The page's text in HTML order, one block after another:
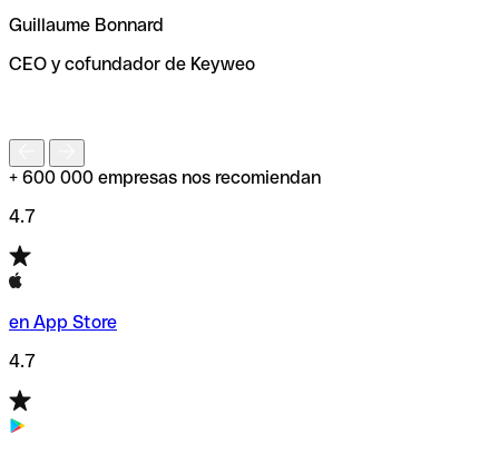
de enviar tu transferencia.
Guillaume Bonnard
CEO y cofundador de Keyweo
+ 600 000 empresas nos recomiendan
4.7
en App Store
4.7